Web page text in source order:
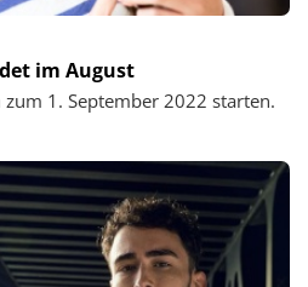
im August
1. September 2022 starten.